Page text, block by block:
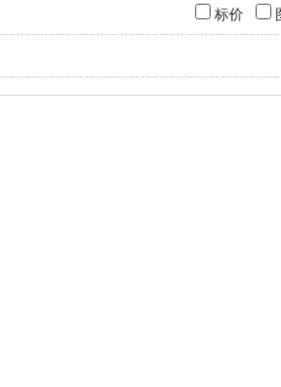
标价